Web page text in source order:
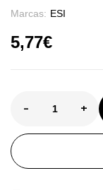
Marcas: ESI
5,77€
- +